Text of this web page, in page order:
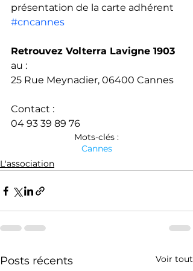
présentation de la carte adhérent
#cncannes
Retrouvez Volterra Lavigne 1903
au :
25 Rue Meynadier, 06400 Cannes
Contact :
04 93 39 89 76
Mots-clés :
Cannes
L'association
Posts récents Voir tout